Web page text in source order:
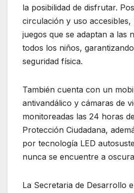
la posibilidad de disfrutar.
circulación y uso accesibles,
juegos que se adaptan a las
todos los niños,
seguridad física.
También cuenta con un
antivandálico y cámaras de
monitoreadas las 24 horas
Protección Ciudadana,
por tecnología LED
nunca se encuentre a
La Secretaria de Desarrollo